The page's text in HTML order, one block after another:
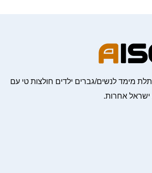
מימד לנשים/גברים ילדים חולצות טי עם
ישראל אחרות.